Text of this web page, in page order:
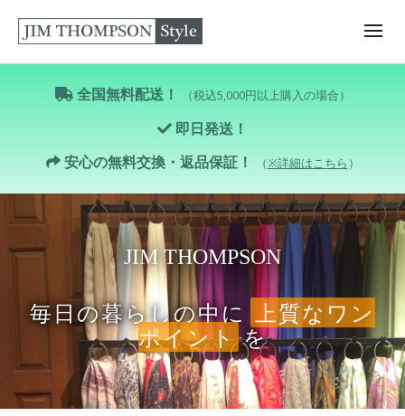
全国無料配送！ （税込5,000円以上購入の場合）
即日発送！
安心の無料交換・返品保証！
（※詳細はこちら ）
JIM THOMPSON
毎日の暮らしの中に 上質なワン
ポイント を